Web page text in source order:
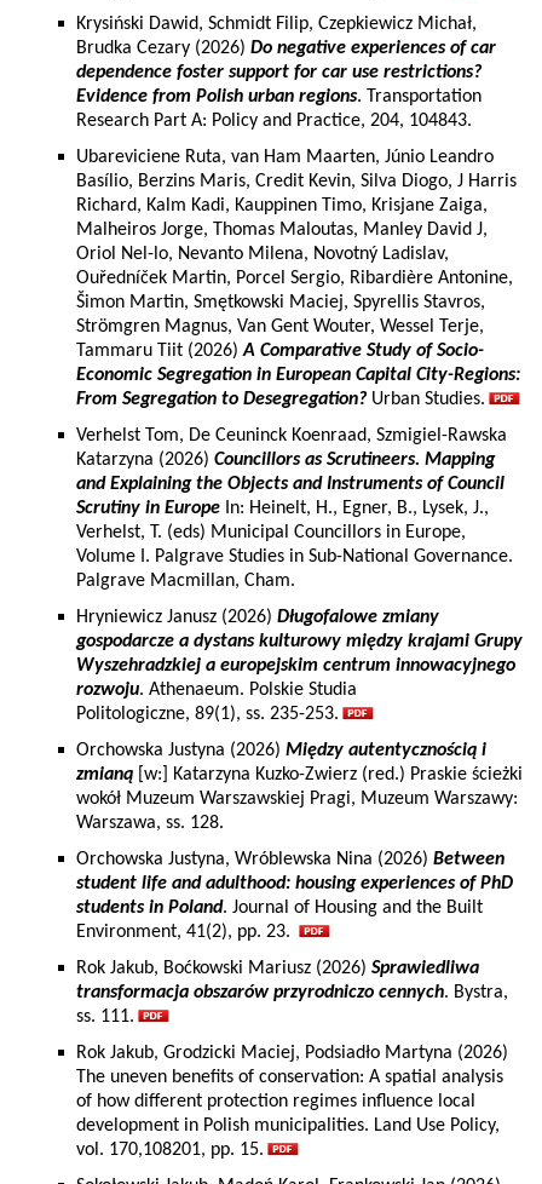
Krysiński Dawid, Schmidt Filip, Czepkiewicz Michał,
Brudka Cezary (2026) Do negative experiences of car
dependence foster support for car use restrictions?
Evidence from Polish urban regions. Transportation
Research Part A: Policy and Practice, 204, 104843.
Ubareviciene Ruta, van Ham Maarten, Júnio Leandro
Basílio, Berzins Maris, Credit Kevin, Silva Diogo, J Harris
Richard, Kalm Kadi, Kauppinen Timo, Krisjane Zaiga,
Malheiros Jorge, Thomas Maloutas, Manley David J,
Oriol Nel-lo, Nevanto Milena, Novotný Ladislav,
Ouředníček Martin, Porcel Sergio, Ribardière Antonine,
Šimon Martin, Smętkowski Maciej, Spyrellis Stavros,
Strömgren Magnus, Van Gent Wouter, Wessel Terje,
Tammaru Tiit (2026)A Comparative Study of Socio-
Economic Segregation in European Capital City-Regions:
From Segregation to Desegregation? Urban Studies.
Verhelst Tom, De Ceuninck Koenraad, Szmigiel-Rawska
Katarzyna (2026) Councillors as Scrutineers. Mapping
and Explaining the Objects and Instruments of Council
Scrutiny in Europe In: Heinelt, H., Egner, B., Lysek, J.,
Verhelst, T. (eds) Municipal Councillors in Europe,
Volume I. Palgrave Studies in Sub-National Governance.
Palgrave Macmillan, Cham.
Hryniewicz Janusz (2026) Długofalowe zmiany
gospodarcze a dystans kulturowy między krajami Grupy
Wyszehradzkiej a europejskim centrum innowacyjnego
rozwoju. Athenaeum. Polskie Studia
Politologiczne, 89(1), ss. 235-253.
Orchowska Justyna (2026) Między autentycznością i
zmianą [w:] Katarzyna Kuzko-Zwierz (red.) Praskie ścieżki
wokół Muzeum Warszawskiej Pragi, Muzeum Warszawy:
Warszawa, ss. 128.
Orchowska Justyna, Wróblewska Nina (2026) Between
student life and adulthood: housing experiences of PhD
students in Poland. Journal of Housing and the Built
Environment, 41(2), pp. 23.
Rok Jakub, Boćkowski Mariusz (2026) Sprawiedliwa
transformacja obszarów przyrodniczo cennych. Bystra,
ss. 111.
Rok Jakub, Grodzicki Maciej, Podsiadło Martyna (2026)
The uneven benefits of conservation: A spatial analysis
of how different protection regimes influence local
development in Polish municipalities. Land Use Policy,
vol. 170,108201, pp. 15.